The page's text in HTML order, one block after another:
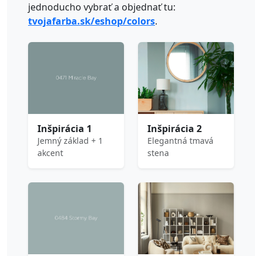
jednoducho vybrať a objednať tu:
tvojafarba.sk/eshop/colors.
Inšpirácia 1
Jemný základ + 1
akcent
Inšpirácia 2
Elegantná tmavá
stena